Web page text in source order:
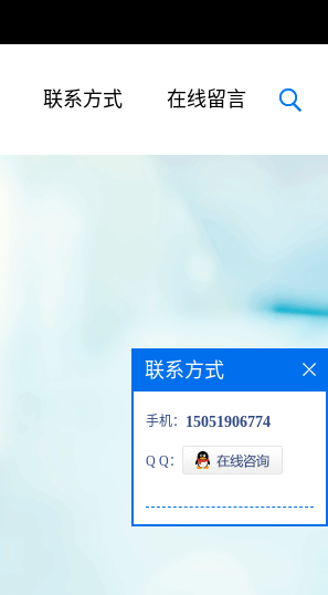
联系方式 在线留言
联系方式
手机： 15051906774
Q Q：